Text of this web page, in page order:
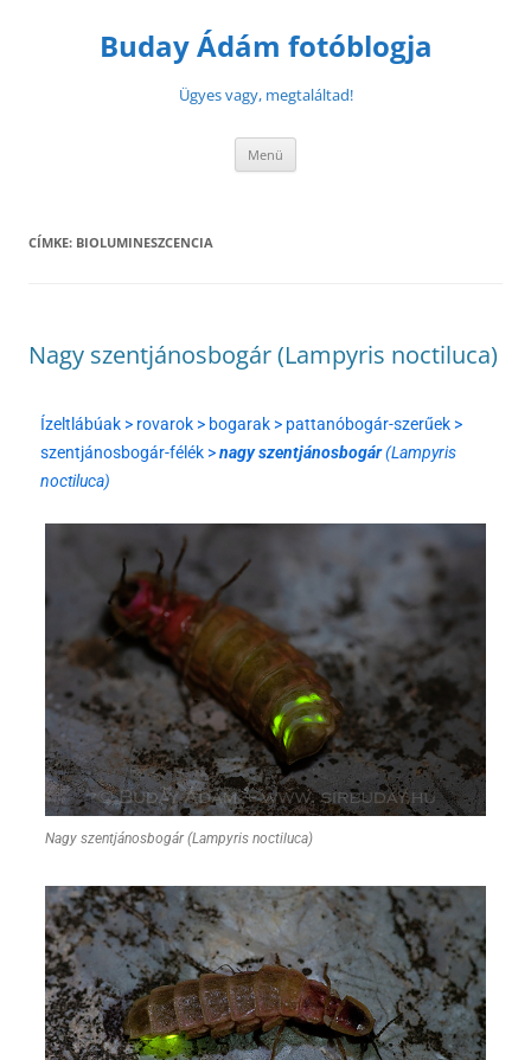
Buday Ádám fotóblogja
Ügyes vagy, megtaláltad!
Menü
CÍMKE: BIOLUMINESZCENCIA
Nagy szentjánosbogár (Lampyris noctiluca)
Ízeltlábúak > rovarok > bogarak > pattanóbogár-szerűek >
szentjánosbogár-félék >nagy szentjánosbogár(Lampyris
noctiluca)
Nagy szentjánosbogár (Lampyris noctiluca)